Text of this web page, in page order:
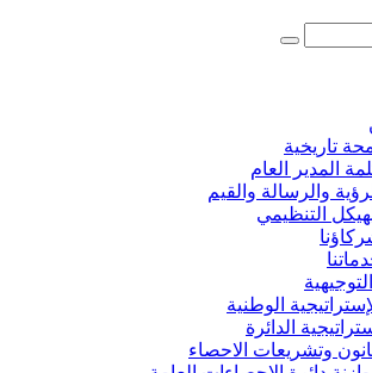
تاريخية
المدير العام
والرسالة والقيم
التنظيمي
الوطنية
الدائرة
وتشريعات الاحصاء